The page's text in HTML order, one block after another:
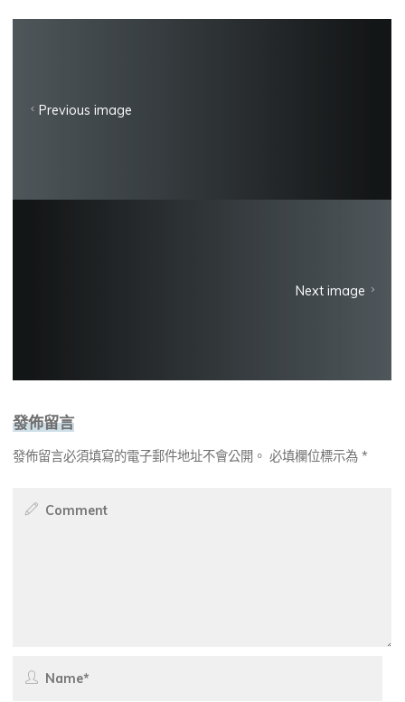
Previous image
Next image
發佈留言
發佈留言必須填寫的電子郵件地址不會公開。 必填欄位標示為*